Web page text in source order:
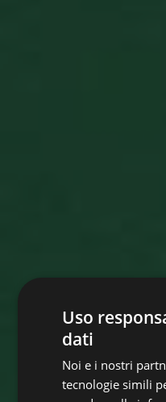
Uso
dati
Noi e i nostri
tecnologie simili